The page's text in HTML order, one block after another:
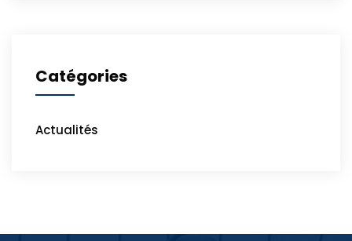
Catégories
Actualités